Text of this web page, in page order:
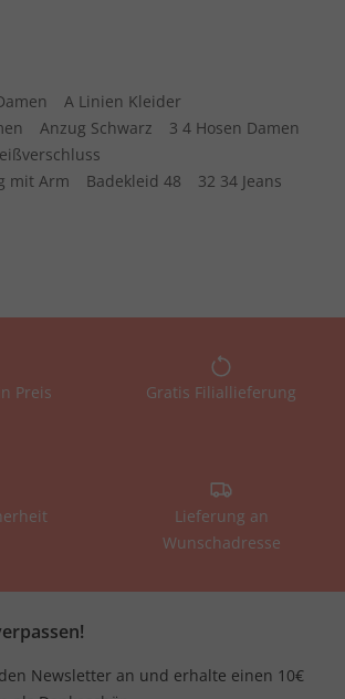
A Linien Kleider
Anzug Schwarz
3 4 Hosen Damen
mit Arm
Badekleid 48
32 34 Jeans
Preis Gratis Filiallieferung
Lieferung an
Wunschadresse
Newsletter an und erhalte einen 10€